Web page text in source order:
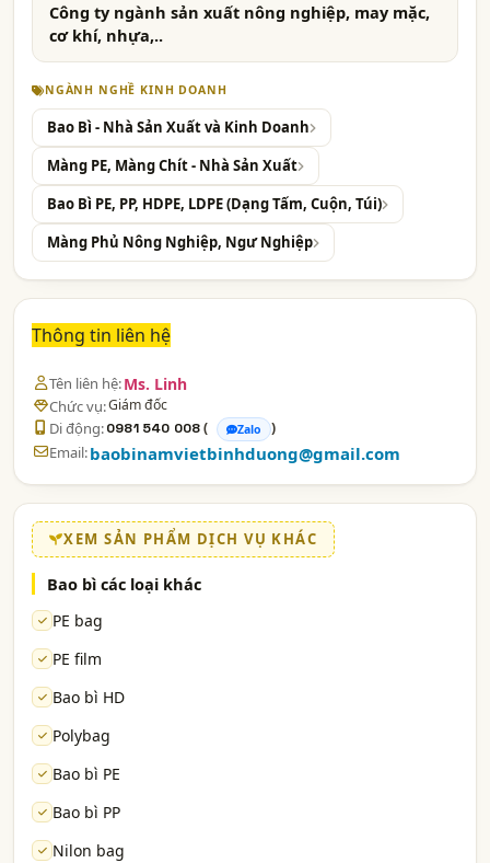
Công ty ngành sản xuất nông nghiệp, may mặc,
cơ khí, nhựa,..
NGÀNH NGHỀ KINH DOANH
Bao Bì - Nhà Sản Xuất và Kinh Doanh
Màng PE, Màng Chít - Nhà Sản Xuất
Bao Bì PE, PP, HDPE, LDPE (Dạng Tấm, Cuộn, Túi)
Màng Phủ Nông Nghiệp, Ngư Nghiệp
Thông tin liên hệ
Tên liên hệ:Ms. Linh
Chức vụ:Giám đốc
Di động:0981 540 008( Zalo )
Email:baobinamvietbinhduong@gmail.com
XEM SẢN PHẨM DỊCH VỤ KHÁC
Bao bì các loại khác
PE bag
PE film
Bao bì HD
Polybag
Bao bì PE
Bao bì PP
Nilon bag